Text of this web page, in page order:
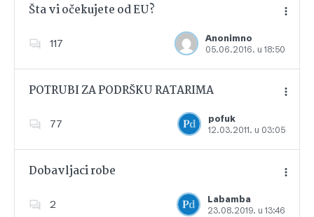
Šta vi očekujete od EU?
117
Anonimno
05.06.2016. u 18:50
Dodajte u favorite
POTRUBI ZA PODRŠKU RATARIMA
77
pofuk
12.03.2011. u 03:05
Dodajte u favorite
Dobavljaci robe
2
Labamba
23.08.2019. u 13:46
Dodajte u favorite